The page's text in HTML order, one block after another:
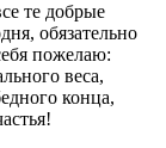
те добрые
обязательно
пожелаю:
веса,
конца,